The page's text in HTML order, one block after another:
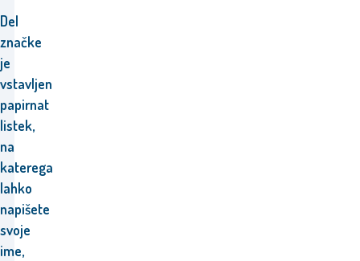
Del
značke
je
vstavljen
papirnat
listek,
na
katerega
lahko
napišete
svoje
ime,